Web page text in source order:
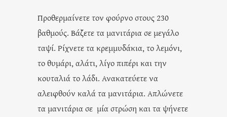
Προθερμαίνετε τον φούρνο στους 230
βαθμούς. Βάζετε τα μανιτάρια σε μεγάλο
ταψί. Ρίχνετε τα κρεμμυδάκια, το λεμόνι,
το θυμάρι, αλάτι, λίγο πιπέρι και την
κουταλιά το λάδι. Ανακατεύετε να
αλειφθούν καλά τα μανιτάρια. Απλώνετε
τα μανιτάρια σε μία στρώση και τα ψήνετε